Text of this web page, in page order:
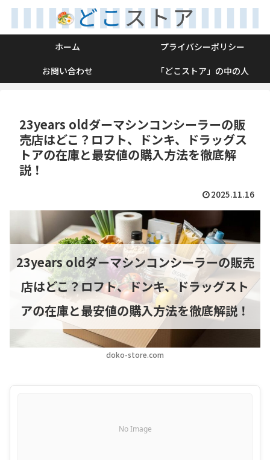
ホーム
プライバシーポリシー
お問い合わせ
「どこストア」の中の人
23years oldダーマシンコンシーラーの販
売店はどこ？ロフト、ドンキ、ドラッグス
トアの在庫と最安値の購入方法を徹底解
説！
2025.11.16
doko-store.com
23years oldダーマシンコンシーラーの販売
店はどこ？ロフト、ドンキ、ドラッグスト
アの在庫と最安値の購入方法を徹底解説！
No Image